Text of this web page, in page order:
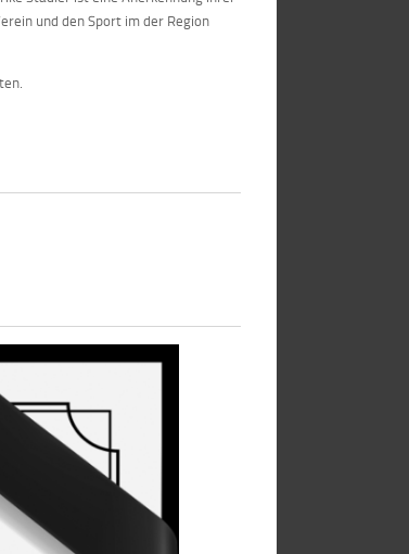
und den Sport im der Region